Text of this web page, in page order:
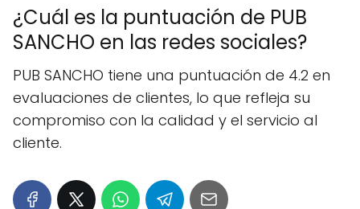
¿Cuál es la puntuación de PUB
SANCHO en las redes sociales?
PUB SANCHO tiene una puntuación de 4.2 en
evaluaciones de clientes, lo que refleja su
compromiso con la calidad y el servicio al
cliente.